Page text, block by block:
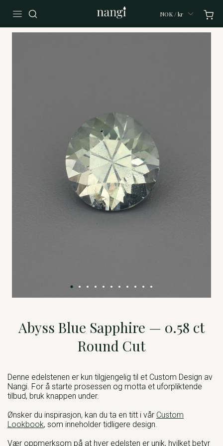
NOK / kr
Abyss Blue Sapphire — 0.58 ct
Round Cut
Denne edelstenen er kun tilgjengelig til et Custom Design av
Nangi. For å starte prosessen og motta et uforpliktende
tilbud, bruk knappen under.
Ønsker du inspirasjon, kan du ta en titt i vår Custom
Lookbook, som inneholder tidligere design.
Vær oppmerksom på at hver edelsten er unik, hvilket betyr